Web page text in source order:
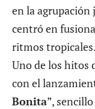
en la agrupación
centró en
ritmos tropicales.
Uno de los hitos
con el
Bonita”,